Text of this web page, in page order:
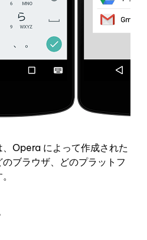
Opera によって作成された
ブラウザ、どのプラットフ